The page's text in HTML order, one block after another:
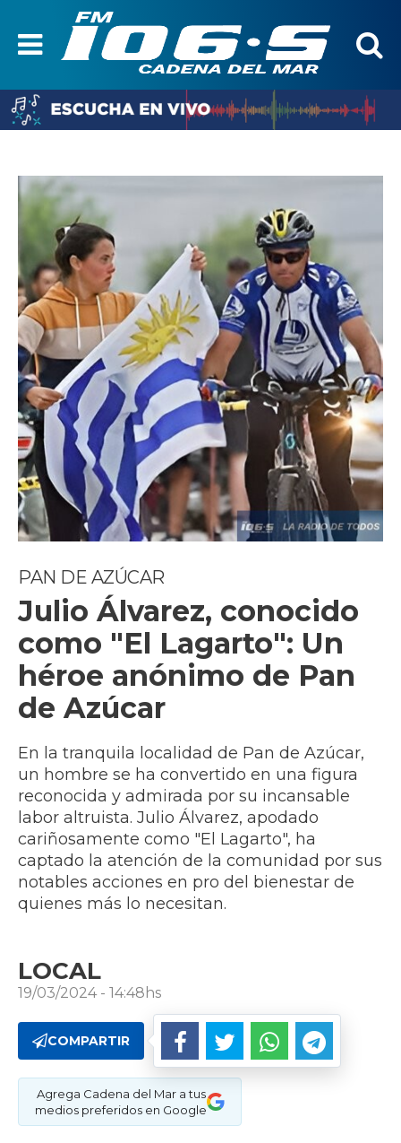
PAN DE AZÚCAR
Julio Álvarez, conocido
como "El Lagarto": Un
héroe anónimo de Pan
de Azúcar
En la tranquila localidad de Pan de Azúcar,
un hombre se ha convertido en una figura
reconocida y admirada por su incansable
labor altruista. Julio Álvarez, apodado
cariñosamente como "El Lagarto", ha
captado la atención de la comunidad por sus
notables acciones en pro del bienestar de
quienes más lo necesitan.
LOCAL
19/03/2024 - 14:48hs
COMPARTIR
Agrega Cadena del Mar a tus
medios preferidos en Google